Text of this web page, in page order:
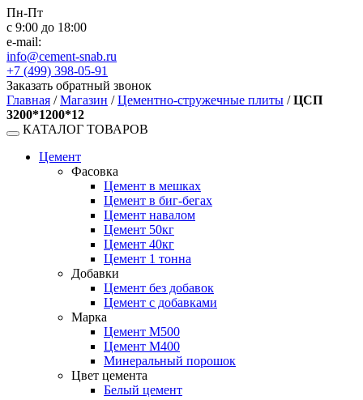
Пн-Пт
с 9:00 до 18:00
e-mail:
info@cement-snab.ru
+7 (499) 398-05-91
Заказать обратный звонок
Главная /Магазин /Цементно-стружечные плиты /ЦСП
3200*1200*12
КАТАЛОГ ТОВАРОВ
Цемент
Фасовка
Цемент в мешках
Цемент в биг-бегах
Цемент навалом
Цемент 50кг
Цемент 40кг
Цемент 1 тонна
Добавки
Цемент без добавок
Цемент с добавками
Марка
Цемент М500
Цемент М400
Минеральный порошок
Цвет цемента
Белый цемент